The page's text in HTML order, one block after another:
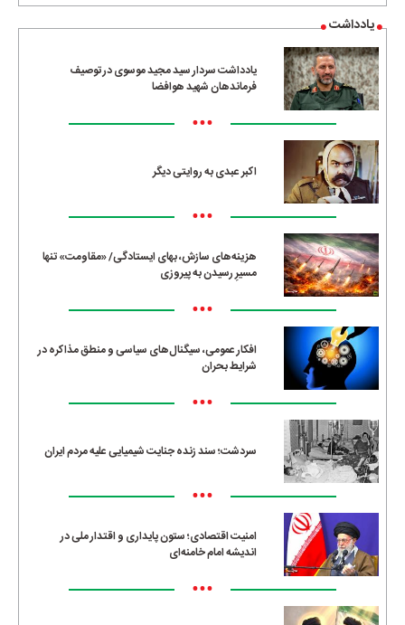
یادداشت
یادداشت سردار سید مجید موسوی در توصیف
فرماندهان شهید هوافضا
•••
اکبر عبدی به روایتی دیگر
•••
هزینه‌های سازش، بهای ایستادگی/ «مقاومت» تنها
مسیرِ رسیدن به پیروزی
•••
افکار عمومی، سیگنال‌های سیاسی و منطق مذاکره در
شرایط بحران
•••
سردشت؛ سند زنده جنایت شیمیایی علیه مردم ایران
•••
امنیت اقتصادی؛ ستون پایداری و اقتدار ملی در
اندیشه امام خامنه‌ای
•••